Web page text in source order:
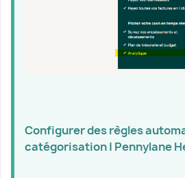
Configurer des règles
catégorisation | Pennylane